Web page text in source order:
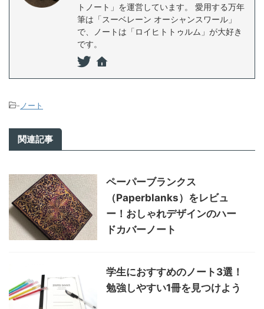
トノート」を運営しています。 愛用する万年
筆は「スーベレーン オーシャンスワール」
で、ノートは「ロイヒトトゥルム」が大好き
です。
- ノート
関連記事
ペーパーブランクス
（Paperblanks）をレビュ
ー！おしゃれデザインのハー
ドカバーノート
学生におすすめのノート3選！
勉強しやすい1冊を見つけよう